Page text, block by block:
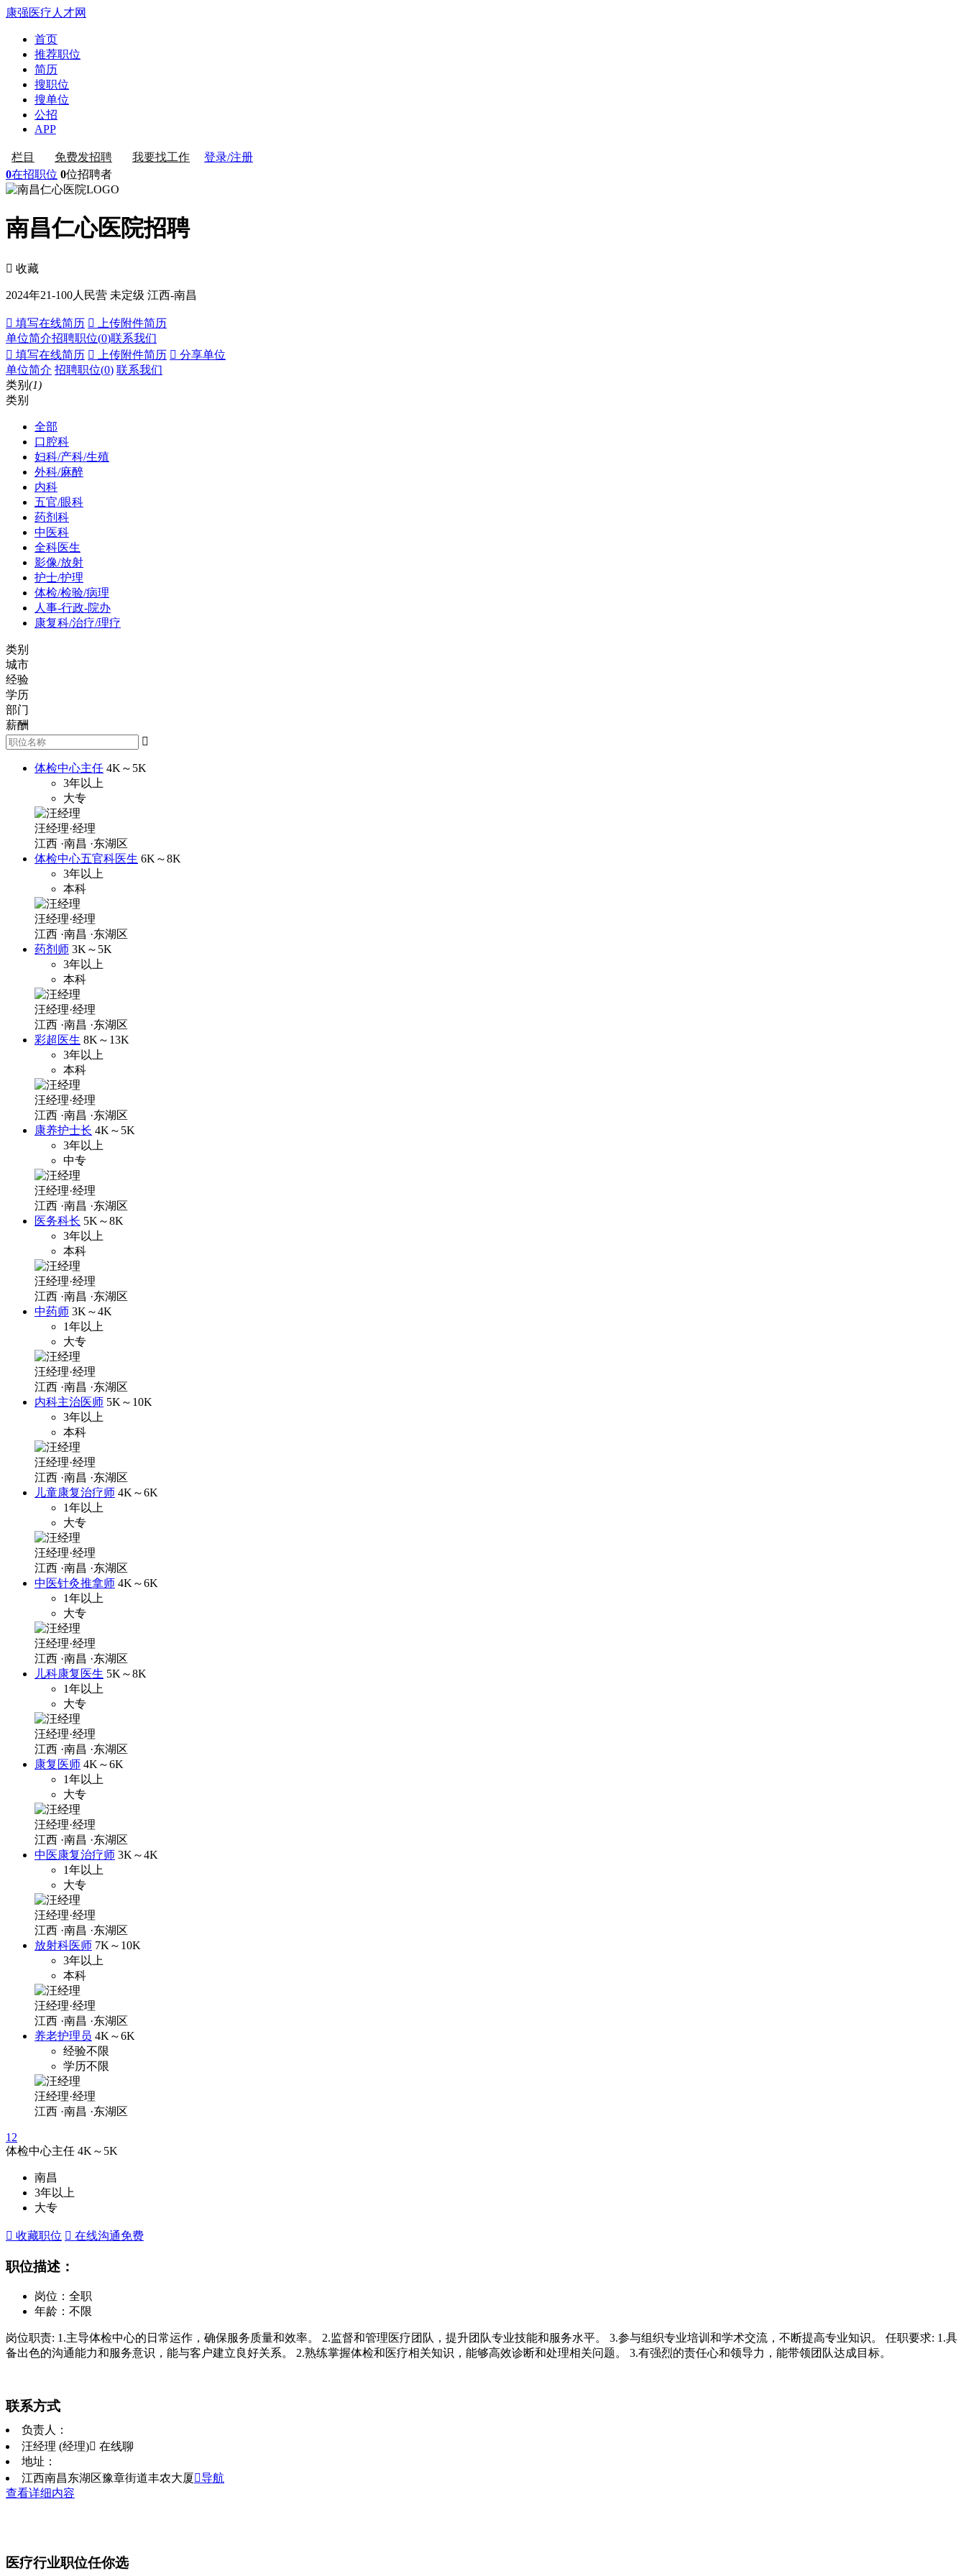
康强医疗人才网
首页
推荐职位
简历
搜职位
搜单位
公招
APP
栏目 免费发招聘 我要找工作
登录/注册
0在招职位 0位招聘者
南昌仁心医院招聘
 收藏
2024年21-100人 民营 未定级 江西-南昌
 填写在线简历  上传附件简历
单位简介招聘职位(0)联系我们
 填写在线简历  上传附件简历  分享单位
单位简介 招聘职位(0) 联系我们
类别 (1)
类别
全部
口腔科
妇科/产科/生殖
外科/麻醉
内科
五官/眼科
药剂科
中医科
全科医生
影像/放射
护士/护理
体检/检验/病理
人事-行政-院办
康复科/治疗/理疗
类别
城市
经验
学历
部门
薪酬

体检中心主任 4K～5K
3年以上
大专
汪经理·经理
江西 ·南昌 ·东湖区
体检中心五官科医生 6K～8K
3年以上
本科
汪经理·经理
江西 ·南昌 ·东湖区
药剂师 3K～5K
3年以上
本科
汪经理·经理
江西 ·南昌 ·东湖区
彩超医生 8K～13K
3年以上
本科
汪经理·经理
江西 ·南昌 ·东湖区
康养护士长 4K～5K
3年以上
中专
汪经理·经理
江西 ·南昌 ·东湖区
医务科长 5K～8K
3年以上
本科
汪经理·经理
江西 ·南昌 ·东湖区
中药师 3K～4K
1年以上
大专
汪经理·经理
江西 ·南昌 ·东湖区
内科主治医师 5K～10K
3年以上
本科
汪经理·经理
江西 ·南昌 ·东湖区
儿童康复治疗师 4K～6K
1年以上
大专
汪经理·经理
江西 ·南昌 ·东湖区
中医针灸推拿师 4K～6K
1年以上
大专
汪经理·经理
江西 ·南昌 ·东湖区
儿科康复医生 5K～8K
1年以上
大专
汪经理·经理
江西 ·南昌 ·东湖区
康复医师 4K～6K
1年以上
大专
汪经理·经理
江西 ·南昌 ·东湖区
中医康复治疗师 3K～4K
1年以上
大专
汪经理·经理
江西 ·南昌 ·东湖区
放射科医师 7K～10K
3年以上
本科
汪经理·经理
江西 ·南昌 ·东湖区
养老护理员 4K～6K
经验不限
学历不限
汪经理·经理
江西 ·南昌 ·东湖区
1 2
体检中心主任 4K～5K
南昌
3年以上
大专
 收藏职位  在线沟通免费
职位描述：
岗位：全职
年龄：不限
岗位职责: 1.主导体检中心的日常运作，确保服务质量和效率。 2.监督和管理医疗团队，提升团队专业技能和服务水平。 3.参与组织专业培训和学术交流，不断提高专业知识。 任职要求: 1.具
备出色的沟通能力和服务意识，能与客户建立良好关系。 2.熟练掌握体检和医疗相关知识，能够高效诊断和处理相关问题。 3.有强烈的责任心和领导力，能带领团队达成目标。
联系方式
负责人：
汪经理 (经理) 在线聊
地址：
江西南昌东湖区豫章街道丰农大厦导航
查看详细内容
医疗行业职位任你选